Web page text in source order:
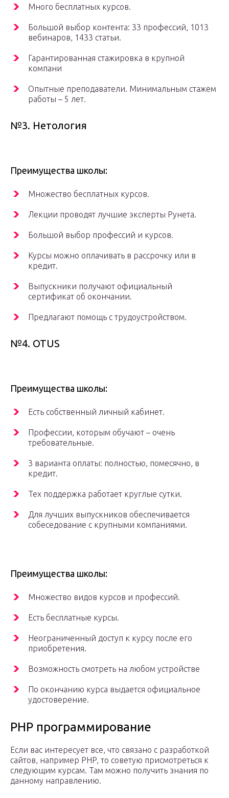
Много бесплатных курсов.
Большой выбор контента: 33 профессий, 1013
вебинаров, 1433 статьи.
Гарантированная стажировка в крупной
компани
Опытные преподаватели. Минимальным стажем
работы – 5 лет.
№3. Нетология
Преимущества школы:
Множество бесплатных курсов.
Лекции проводят лучшие эксперты Рунета.
Большой выбор профессий и курсов.
Курсы можно оплачивать в рассрочку или в
кредит.
Выпускники получают официальный
сертификат об окончании.
Предлагают помощь с трудоустройством.
№4. OTUS
Преимущества школы:
Есть собственный личный кабинет.
Профессии, которым обучают – очень
требовательные.
3 варианта оплаты: полностью, помесячно, в
кредит.
Тех поддержка работает круглые сутки.
Для лучших выпускников обеспечивается
собеседование с крупными компаниями.
Преимущества школы:
Множество видов курсов и профессий.
Есть бесплатные курсы.
Неограниченный доступ к курсу после его
приобретения.
Возможность смотреть на любом устройстве
По окончанию курса выдается официальное
удостоверение.
PHP программирование
Если вас интересует все, что связано с разработкой
сайтов, например PHP, то советую присмотреться к
следующим курсам. Там можно получить знания по
данному направлению.